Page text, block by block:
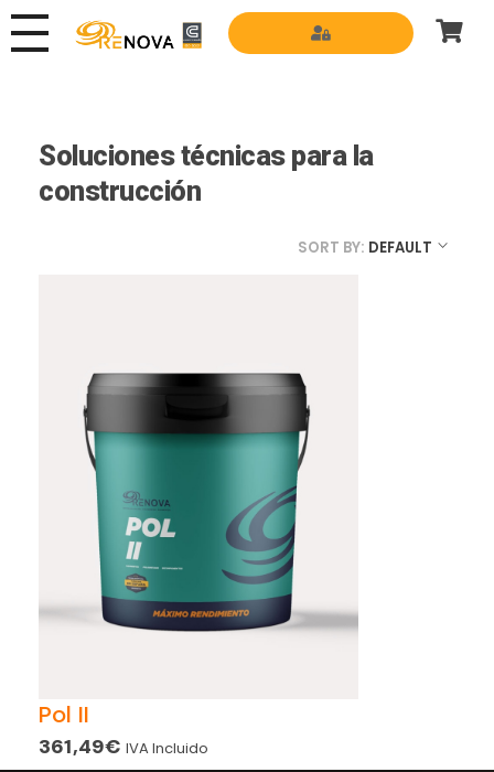
Soluciones técnicas para la
construcción
SORT BY: DEFAULT
Pol II
361,49€ IVA Incluido